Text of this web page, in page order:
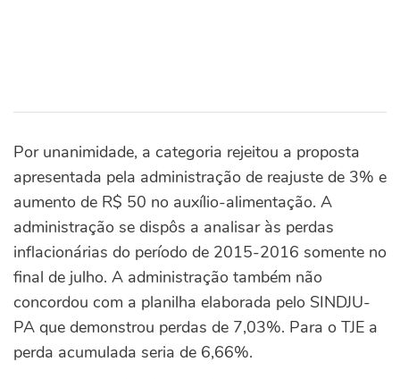
Por unanimidade, a categoria rejeitou a proposta
apresentada pela administração de reajuste de 3% e
aumento de R$ 50 no auxílio-alimentação. A
administração se dispôs a analisar às perdas
inflacionárias do período de 2015-2016 somente no
final de julho. A administração também não
concordou com a planilha elaborada pelo SINDJU-
PA que demonstrou perdas de 7,03%. Para o TJE a
perda acumulada seria de 6,66%.